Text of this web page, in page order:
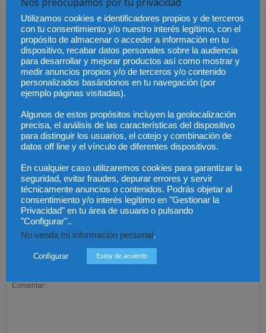
Artículo anterior
Colombia – Ley Mordaza
apunta a las
encuestadoras
Artículo siguiente
Firmas.io permite a los
ciudadanos llevar su vida
legal digitalizada en el
Artículos relacionados Más del autor
Chile – Equidad en el
mundo laboral
Chile – Proyecto anti
aborto
Chile – Contrato laboral
por horas
Dejar una respuesta
Utilizamos cookies e identificadores propios y de terceros
con tu consentimiento y/o nuestro interés legítimo, con el
propósito de almacenar o acceder a información en tu
dispositivo, recabar datos personales sobre la audiencia
para desarrollar y mejorar productos así como mostrar y
medir anuncios propios y/o de terceros y/o contenido
personalizados basándonos en tu navegación (por
ejemplo páginas visitadas).
Algunos de estos propósitos incluyen la geolocalización
precisa, el análisis de las características del dispositivo
para distinguir los usuarios, el cotejo y combinación de
datos off line y el vínculo de diferentes dispositivos.
En cualquier caso utilizaremos cookies para garantizar la
seguridad, evitar fraudes, depurar errores y servir
técnicamente anuncios o contenidos. Podrás objetar al
consentimiento y/o interés legítimo en "Gestionar la
Privacidad" en tu área de usuario o pulsando
"Configurar"..
No venda mi información personal.
Configurar Estoy de acuerdo